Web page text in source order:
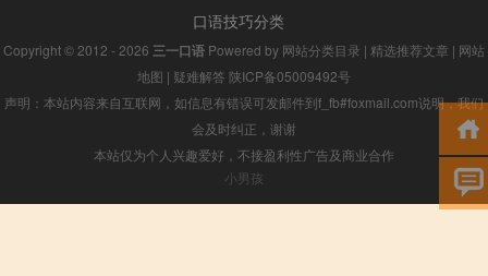
口语技巧分类
Copyright © 2012 - 2026 三一口语 Powered by 网站分类目录 | 精选推荐文章 | 网站
地图 | 疑难解答 陕ICP备05009492号
声明：本站内容来自互联网，如信息有错误可发邮件到f_fb#foxmail.com说明，我们
会及时纠正，谢谢
本站仅为个人兴趣爱好，不接盈利性广告及商业合作
小男孩